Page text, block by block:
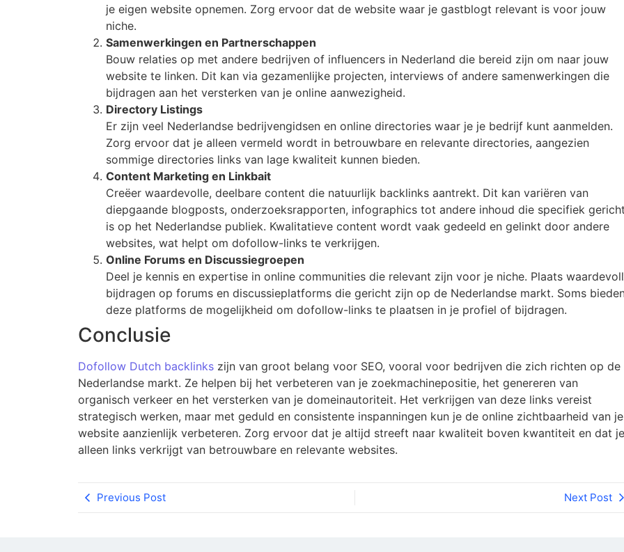
je eigen website opnemen. Zorg ervoor dat de website waar je gastblogt relevant is voor jouw
niche.
Samenwerkingen en Partnerschappen
Bouw relaties op met andere bedrijven of influencers in Nederland die bereid zijn om naar jouw
website te linken. Dit kan via gezamenlijke projecten, interviews of andere samenwerkingen die
bijdragen aan het versterken van je online aanwezigheid.
Directory Listings
Er zijn veel Nederlandse bedrijvengidsen en online directories waar je je bedrijf kunt aanmelden.
Zorg ervoor dat je alleen vermeld wordt in betrouwbare en relevante directories, aangezien
sommige directories links van lage kwaliteit kunnen bieden.
Content Marketing en Linkbait
Creëer waardevolle, deelbare content die natuurlijk backlinks aantrekt. Dit kan variëren van
diepgaande blogposts, onderzoeksrapporten, infographics tot andere inhoud die specifiek gericht
is op het Nederlandse publiek. Kwalitatieve content wordt vaak gedeeld en gelinkt door andere
websites, wat helpt om dofollow-links te verkrijgen.
Online Forums en Discussiegroepen
Deel je kennis en expertise in online communities die relevant zijn voor je niche. Plaats
bijdragen op forums en discussieplatforms die gericht zijn op de Nederlandse markt. Soms
deze platforms de mogelijkheid om dofollow-links te plaatsen in je profiel of bijdragen.
Conclusie
Dofollow Dutch backlinks zijn van groot belang voor SEO, vooral voor bedrijven die zich richten op de
Nederlandse markt. Ze helpen bij het verbeteren van je zoekmachinepositie, het genereren van
organisch verkeer en het versterken van je domeinautoriteit. Het verkrijgen van deze links vereist
strategisch werken, maar met geduld en consistente inspanningen kun je de online zichtbaarheid van je
website aanzienlijk verbeteren. Zorg ervoor dat je altijd streeft naar kwaliteit boven kwantiteit en dat je
alleen links verkrijgt van betrouwbare en relevante websites.
Previous Post Next Post